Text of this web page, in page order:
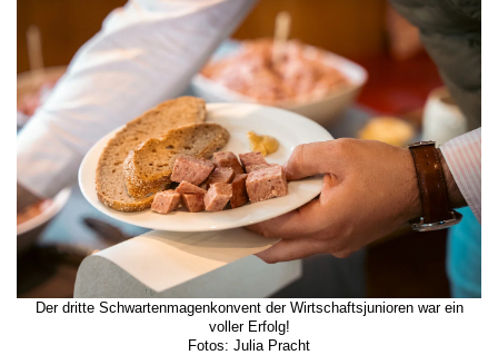
Der dritte Schwartenmagenkonvent der Wirtschaftsjunioren war ein
voller Erfolg!
Fotos: Julia Pracht